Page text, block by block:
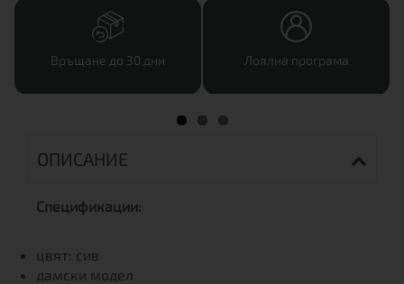
Връщане до 30 дни Лоялна програма
ОПИСАНИЕ
Спецификации:
цвят: сив
дамски модел